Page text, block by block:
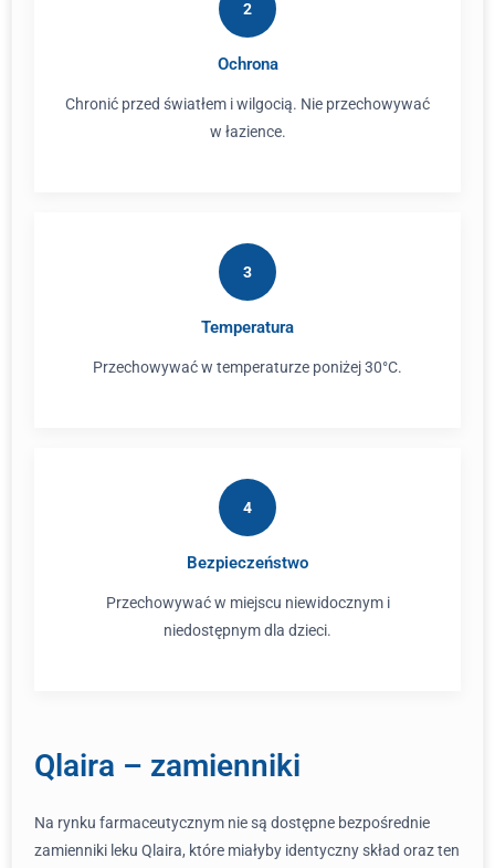
2
Ochrona
Chronić przed światłem i wilgocią. Nie przechowywać
w łazience.
3
Temperatura
Przechowywać w temperaturze poniżej 30°C.
4
Bezpieczeństwo
Przechowywać w miejscu niewidocznym i
niedostępnym dla dzieci.
Qlaira – zamienniki
Na rynku farmaceutycznym nie są dostępne bezpośrednie
zamienniki leku Qlaira, które miałyby identyczny skład oraz ten